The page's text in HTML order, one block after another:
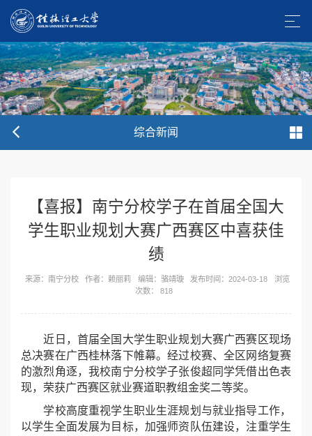
综合新闻
【喜报】南宁分校学子在首届全国大
学生职业规划大赛广西赛区中喜获佳
绩
来源：南宁分校 作者：赖丽莉 编辑：骆靖璇 发布时间：2024-03-18
浏览
次数：
818
近日，首届全国大学生职业规划大赛广西赛区现场
总决赛在广西桂林落下帷幕。经过校赛、全区网络复赛
的激烈角逐，我校南宁分校学子张俊超同学凭借出色表
现，荣获广西赛区就业赛道职教组金奖二等奖。
学校高度重视学生职业生涯规划与就业指导工作，
以学生全面发展为目标，加强师资队伍建设，注重学生